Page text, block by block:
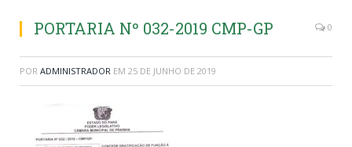
PORTARIA Nº 032-2019 CMP-GP 0
POR ADMINISTRADOR EM 25 DE JUNHO DE 2019